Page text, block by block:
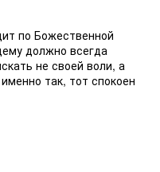
по Божественной
должно всегда
не своей воли, а
так, тот спокоен